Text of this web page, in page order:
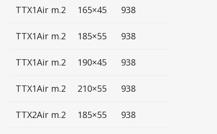
TTX1Air m.2 165×45 938
TTX1Air m.2 185×55 938
TTX1Air m.2 190×45 938
TTX1Air m.2 210×55 938
TTX2Air m.2 185×55 938